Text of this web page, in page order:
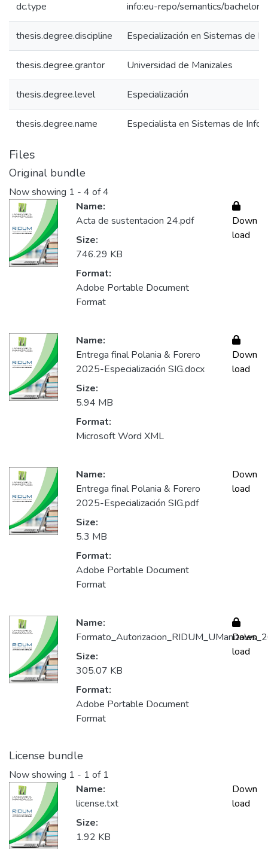
dc.type info:eu-repo/semantics/
thesis.degree.discipline Especialización en Sistemas de
thesis.degree.grantor Universidad de Manizales
thesis.degree.level Especialización
thesis.degree.name Especialista en Sistemas de
Files
Original bundle
Now showing 1 - 4 of 4
Name:
Acta de sustentacion 24.pdf
Size:
746.29 KB
Format:
Adobe Portable Document
Format
Down
load
Name:
Entrega final Polania & Forero
2025-Especialización SIG.docx
Size:
5.94 MB
Format:
Microsoft Word XML
Down
load
Name:
Entrega final Polania & Forero
2025-Especialización SIG.pdf
Size:
5.3 MB
Format:
Adobe Portable Document
Format
Down
load
Name:
Size:
305.07 KB
Format:
Adobe Portable Document
Format
Down
load
License bundle
Now showing 1 - 1 of 1
Name:
license.txt
Size:
1.92 KB
Down
load